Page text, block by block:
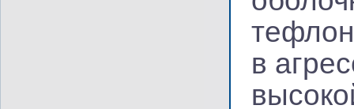
в